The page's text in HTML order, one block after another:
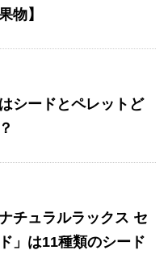
物】
シードとペレットど
チュラルラックス セ
」は11種類のシード